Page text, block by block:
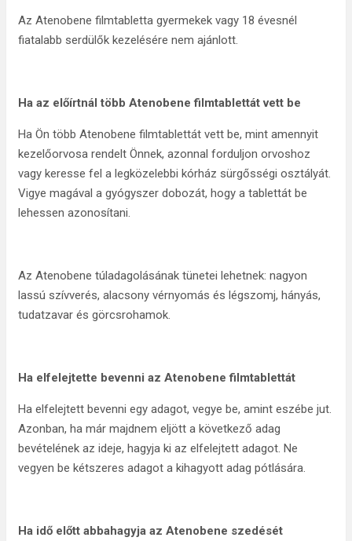
Az Atenobene filmtabletta gyermekek vagy 18 évesnél
fiatalabb serdülők kezelésére nem ajánlott.
Ha az előírtnál több Atenobene filmtablettát vett be
Ha Ön több Atenobene filmtablettát vett be, mint amennyit
kezelőorvosa rendelt Önnek, azonnal forduljon orvoshoz
vagy keresse fel a legközelebbi kórház sürgősségi osztályát.
Vigye magával a gyógyszer dobozát, hogy a tablettát be
lehessen azonosítani.
Az Atenobene túladagolásának tünetei lehetnek: nagyon
lassú szívverés, alacsony vérnyomás és légszomj, hányás,
tudatzavar és görcsrohamok.
Ha elfelejtette bevenni az Atenobene filmtablettát
Ha elfelejtett bevenni egy adagot, vegye be, amint eszébe jut.
Azonban, ha már majdnem eljött a következő adag
bevételének az ideje, hagyja ki az elfelejtett adagot. Ne
vegyen be kétszeres adagot a kihagyott adag pótlására.
Ha idő előtt abbahagyja az Atenobene szedését